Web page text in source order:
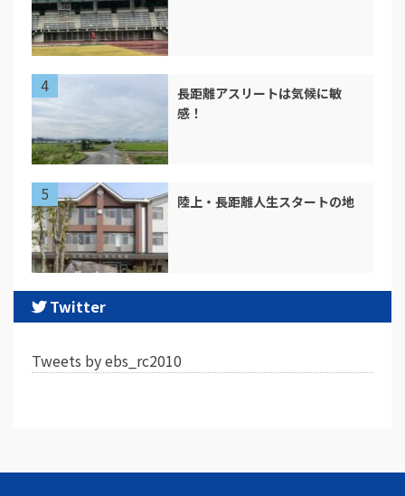
長距離アスリートは気候に敏
感！
陸上・長距離人生スタートの地
Twitter
Tweets by ebs_rc2010